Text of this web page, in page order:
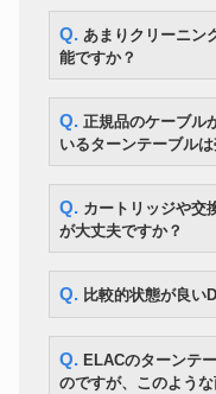
Q. あまりクリーニングしていないターンテーブルは買取可
能ですか？
Q. 正規品のケーブルが壊れてしまって他社のものを使って
いるターンテーブル
Q. カートリッジや交換針も一緒に売りたいと思っています
が大丈夫ですか？
Q. 比較的状態が良
Q. ELACのターンテーブル40Aを中古ショップで購入した
のですが、このよう